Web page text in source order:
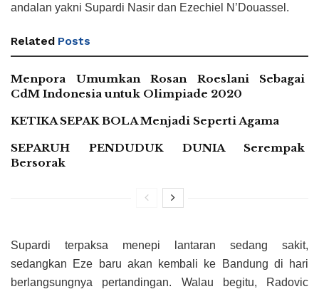
andalan yakni Supardi Nasir dan Ezechiel N’Douassel.
Related Posts
Menpora Umumkan Rosan Roeslani Sebagai
CdM Indonesia untuk Olimpiade 2020
KETIKA SEPAK BOLA Menjadi Seperti Agama
SEPARUH PENDUDUK DUNIA Serempak
Bersorak
Supardi terpaksa menepi lantaran sedang sakit,
sedangkan Eze baru akan kembali ke Bandung di hari
berlangsungnya pertandingan. Walau begitu, Radovic